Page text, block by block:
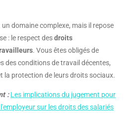
domaine complexe, mais il repose
: le respect desdroits
. Vous êtes obligés de
des conditions de travail décentes,
la protection de leurs droits sociaux.
: Les implications du jugement pour
sur les droits des salariés